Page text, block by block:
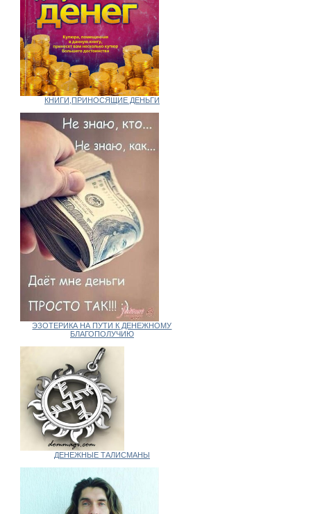
КНИГИ,ПРИНОСЯЩИЕ ДЕНЬГИ
ЭЗОТЕРИКА НА ПУТИ К ДЕНЕЖНОМУ
БЛАГОПОЛУЧИЮ
ДЕНЕЖНЫЕ ТАЛИСМАНЫ